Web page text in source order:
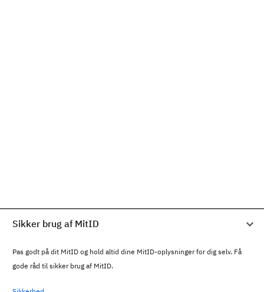
Sikker brug af MitID
Pas godt på dit MitID og hold altid dine MitID-oplysninger for dig selv. Få
gode råd til sikker brug af MitID.